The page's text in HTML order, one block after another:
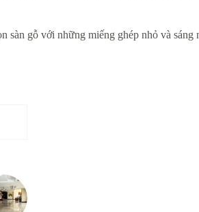
gỗ với những miếng ghép nhỏ và